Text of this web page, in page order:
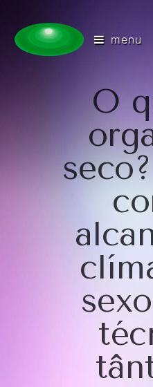
menu
O